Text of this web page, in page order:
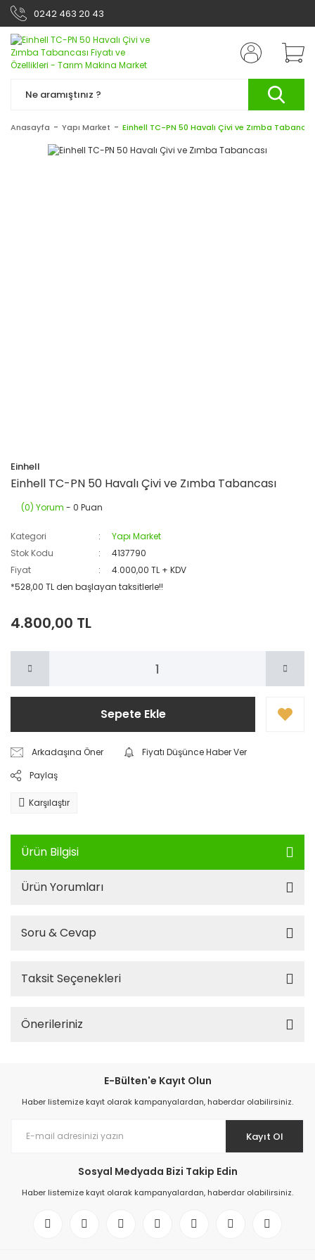
0242 463 20 43
Anasayfa Yapı Market Einhell TC-PN 50 Havalı Çivi ve Zımba
Einhell
Einhell TC-PN 50 Havalı Çivi ve Zımba Tabancası
(0) Yorum - 0 Puan
Kategori
Yapı Market
Stok Kodu
4137790
Fiyat
4.000,00 TL + KDV
*528,00 TL den başlayan taksitlerle!!
4.800,00 TL
Sepete Ekle
Arkadaşına Öner
Fiyatı Düşünce Haber Ver
Paylaş
Karşılaştır
Ürün Bilgisi
Ürün Yorumları
Soru & Cevap
Taksit Seçenekleri
Önerileriniz
E-Bülten'e Kayıt Olun
Haber listemize kayıt olarak kampanyalardan, haberdar olabilirsiniz.
Kayıt Ol
Sosyal Medyada Bizi Takip Edin
Haber listemize kayıt olarak kampanyalardan, haberdar olabilirsiniz.